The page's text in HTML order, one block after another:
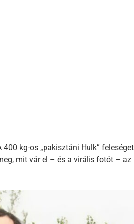
400 kg-os „pakisztáni Hulk” feleséget
mit vár el – és a virális fotót – az